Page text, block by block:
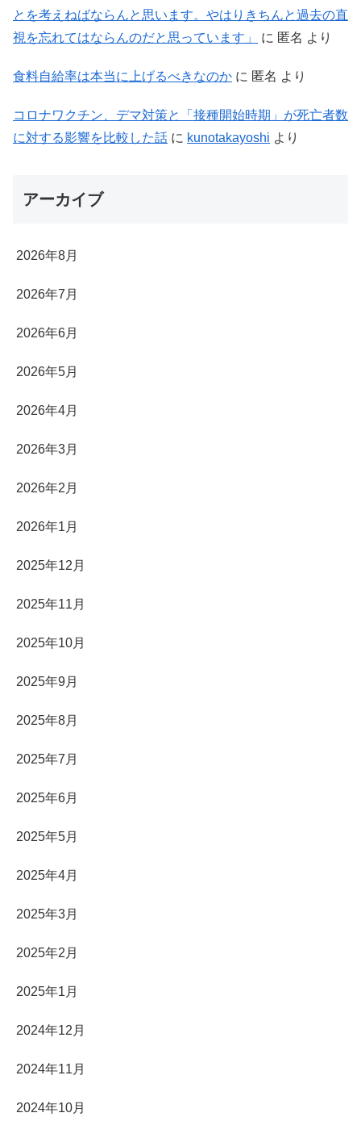
とを考えねばならんと思います。やはりきちんと過去の直
視を忘れてはならんのだと思っています」
に 匿名 より
食料自給率は本当に上げるべきなのか に 匿名 より
コロナワクチン、デマ対策と「接種開始時期」が死亡者数
に対する影響を比較した話 に kunotakayoshi より
アーカイブ
2026年8月
2026年7月
2026年6月
2026年5月
2026年4月
2026年3月
2026年2月
2026年1月
2025年12月
2025年11月
2025年10月
2025年9月
2025年8月
2025年7月
2025年6月
2025年5月
2025年4月
2025年3月
2025年2月
2025年1月
2024年12月
2024年11月
2024年10月